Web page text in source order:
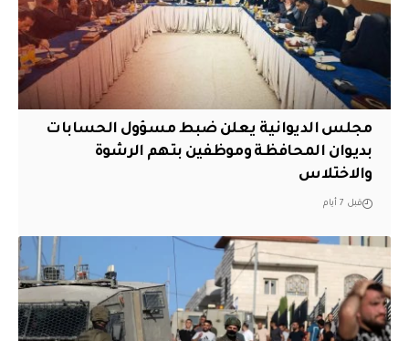
مجلس الديوانية يعلن ضبط مسؤول الحسابات
بديوان المحافظة وموظفين بتهم الرشوة
والاختلاس
قبل 7 أيام